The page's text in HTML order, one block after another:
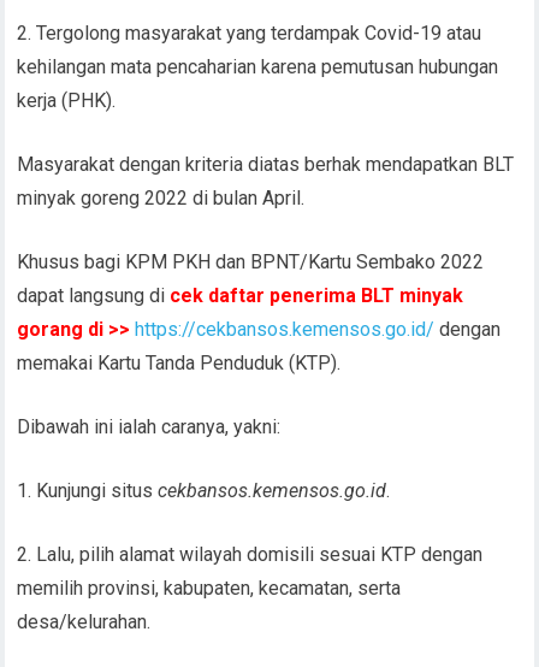
2. Tergolong masyarakat yang terdampak Covid-19 atau
kehilangan mata pencaharian karena pemutusan hubungan
kerja (PHK).
Masyarakat dengan kriteria diatas berhak mendapatkan BLT
minyak goreng 2022 di bulan April.
Khusus bagi KPM PKH dan BPNT/Kartu Sembako 2022
dapat langsung di cek daftar penerima BLT minyak
gorang di >> https://cekbansos.kemensos.go.id/ dengan
memakai Kartu Tanda Penduduk (KTP).
Dibawah ini ialah caranya, yakni:
1. Kunjungi situscekbansos.kemensos.go.id.
2. Lalu, pilih alamat wilayah domisili sesuai KTP dengan
memilih provinsi, kabupaten, kecamatan, serta
desa/kelurahan.